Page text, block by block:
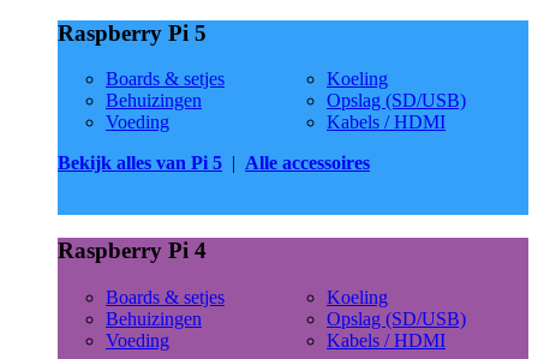
Raspberry Pi 5
Boards & setjes
Behuizingen
Voeding
Koeling
Opslag (SD/USB)
Kabels / HDMI
Bekijk alles van Pi 5 | Alle accessoires
Raspberry Pi 4
Boards & setjes
Behuizingen
Voeding
Koeling
Opslag (SD/USB)
Kabels / HDMI